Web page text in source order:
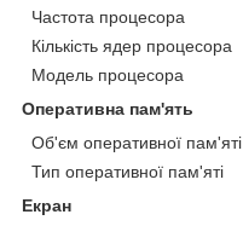
Частота процесора
Кількість ядер процесора
Модель процесора
Оперативна пам'ять
Об'єм оперативної пам'яті
Тип оперативної пам'яті
Екран